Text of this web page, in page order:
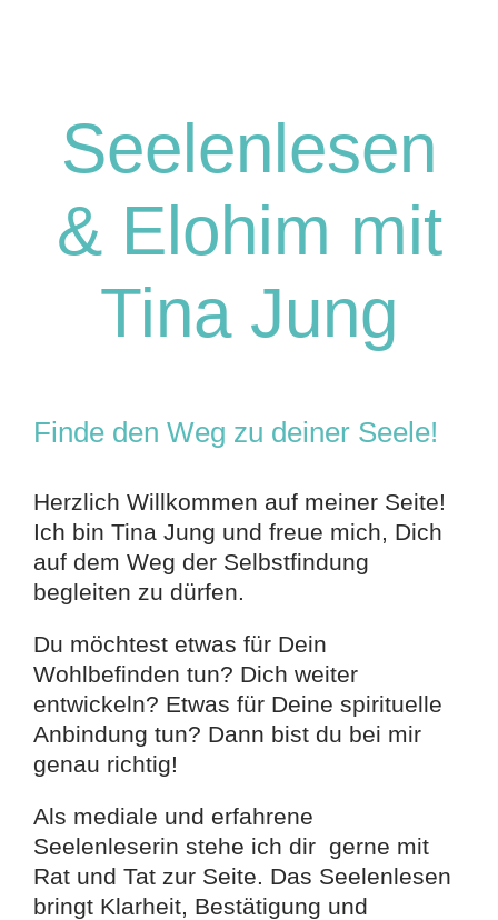
Seelenlesen
& Elohim mit
Tina Jung
Finde den Weg zu deiner Seele!
Herzlich Willkommen auf meiner Seite!
Ich bin Tina Jung und freue mich, Dich
auf dem Weg der Selbstfindung
begleiten zu dürfen.
Du möchtest etwas für Dein
Wohlbefinden tun? Dich weiter
entwickeln? Etwas für Deine spirituelle
Anbindung tun? Dann bist du bei mir
genau richtig!
Als mediale und erfahrene
Seelenleserin stehe ich dir gerne mit
Rat und Tat zur Seite. Das Seelenlesen
bringt Klarheit, Bestätigung und